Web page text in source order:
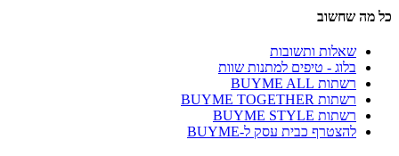
כל מה שחשוב
שאלות ותשובות
בלוג - טיפים למתנות שוות
רשתות BUYME ALL
רשתות BUYME TOGETHER
רשתות BUYME STYLE
להצטרף כבית עסק ל-BUYME